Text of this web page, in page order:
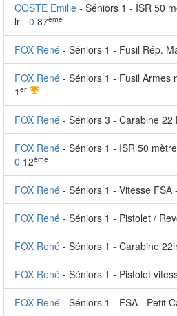
COSTE Emilie - Séniors 1 - ISR 50
lr - 0 87ème
FOX René - Séniors 1 - Fusil Rép.
FOX René - Séniors 1 - Fusil Armes
1 er
FOX René - Séniors 3 - Carabine 22
FOX René - Séniors 1 - ISR 50
0 12ème
FOX René - Séniors 1 - Vitesse FSA -
FOX René - Séniors 1 - Pistolet /
FOX René - Séniors 1 - Carabine
FOX René - Séniors 1 - Pistolet
FOX René - Séniors 1 - FSA - Petit